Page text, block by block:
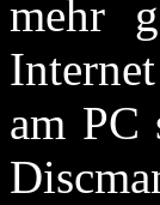
mehr
am PC